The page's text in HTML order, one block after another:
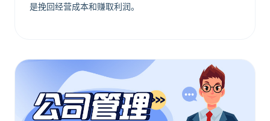
是挽回经营成本和赚取利润。